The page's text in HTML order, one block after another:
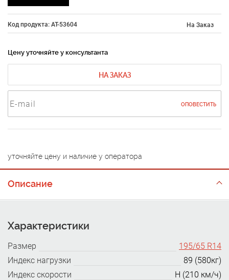
Код продукта: AT-53604 На Заказ
Цену уточняйте у консультанта
НА ЗАКАЗ
ОПОВЕСТИТЬ
уточняйте цену и наличие у оператора
Описание
Характеристики
Размер
195/65 R14
Индекс нагрузки
89 (580кг)
Индекс скорости
H (210 км/ч)